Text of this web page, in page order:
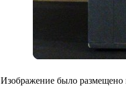
Изображение было размещено